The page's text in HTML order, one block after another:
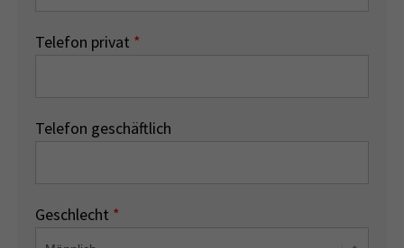
Telefon privat *
Telefon geschäftlich
Geschlecht *